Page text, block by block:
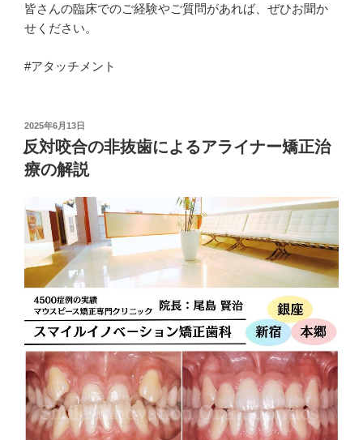
皆さんの臨床でのご経験やご質問があれば、ぜひお聞か
せください。
#アタッチメント
投
稿
日:
2025年6月13日
反対咬合の非抜歯によるアライナー矯正治
療の解説